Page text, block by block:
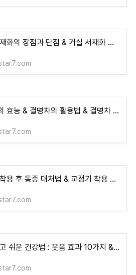
거실 서재화의 장점과 단점 & 거실 서재화 할 때 고려해야 할 점
결명차의 효능 & 결명차의 활용법 & 결명차 주의점
교정기 착용 후 통증 대처법 & 교정기 착용 중 입 냄새 줄이는 방법
돈 안들고 쉬운 건강법 : 웃음 효과 10가지 & 웃음 실천 3가지 방법